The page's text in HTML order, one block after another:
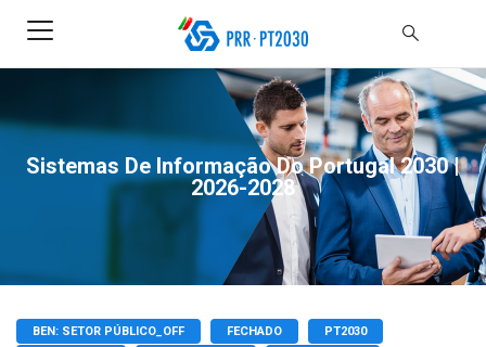
Sistemas De Informação Do Portugal 2030 |
2026-2028
BEN: SETOR PÚBLICO_OFF FECHADO
PT2030